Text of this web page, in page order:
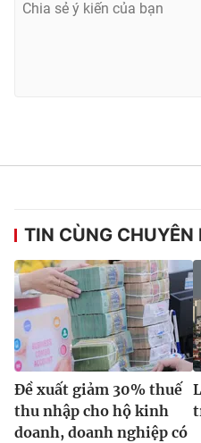
TIN CÙNG CHUYÊN
Đề xuất giảm 30% thuế
thu nhập cho hộ kinh
doanh, doanh nghiệp có